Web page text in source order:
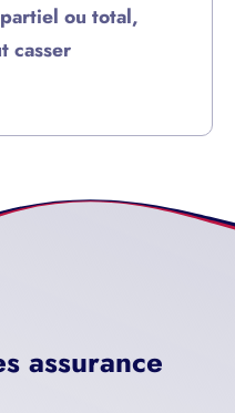
partiel ou total,
casser
assurance